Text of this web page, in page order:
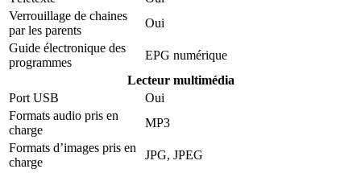
Verrouillage de chaines
par les parents
Oui
Guide électronique des
programmes
EPG numérique
Lecteur multimédia
Port USB
Oui
Formats audio pris en
charge
MP3
Formats d’images pris en
charge
JPG, JPEG